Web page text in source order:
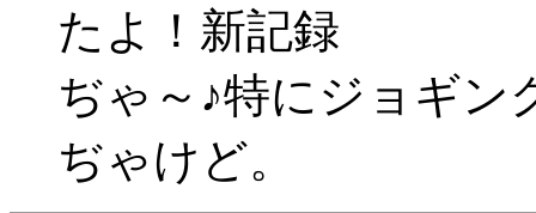
たよ！新記録
ぢゃ～♪特にジョギン
ぢゃけど。